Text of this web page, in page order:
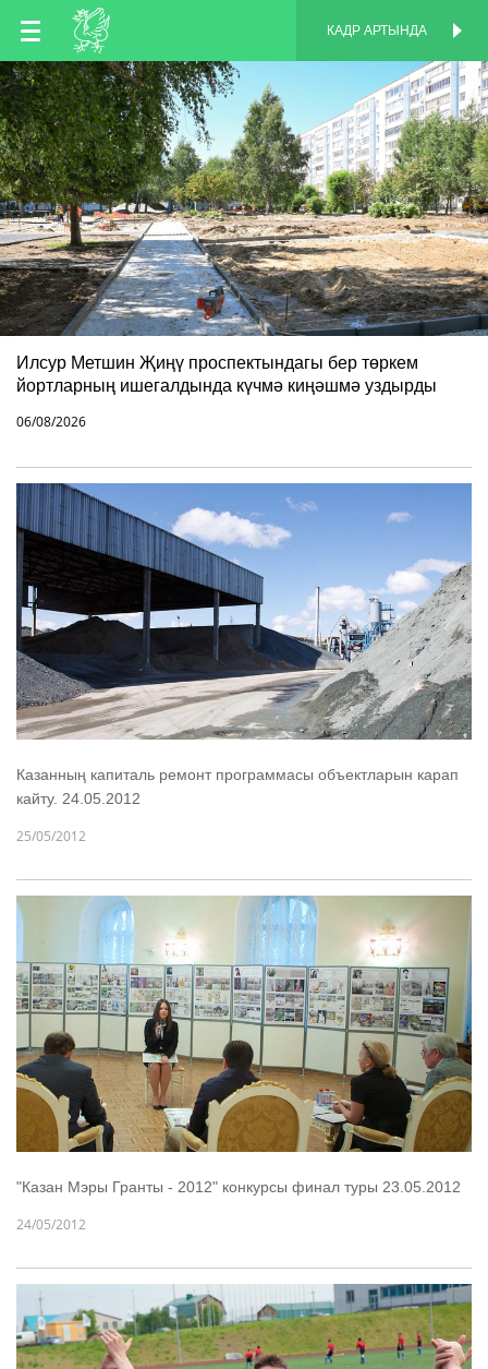
TT
EN
RU
КАДР АРТЫНДА
Илсур Метшин Җиңү проспектындагы бер төркем
йортларның ишегалдында күчмә киңәшмә уздырды
06/08/2026
Казанның капиталь ремонт программасы объектларын карап
кайту. 24.05.2012
25/05/2012
"Казан Мэры Гранты - 2012" конкурсы финал туры 23.05.2012
24/05/2012
КАДР АРТЫНДА